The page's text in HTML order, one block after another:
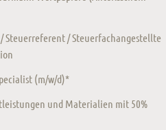
Steuerreferent / Steuerfachangestellte
(m/w/d)*
und Materialien mit 50%